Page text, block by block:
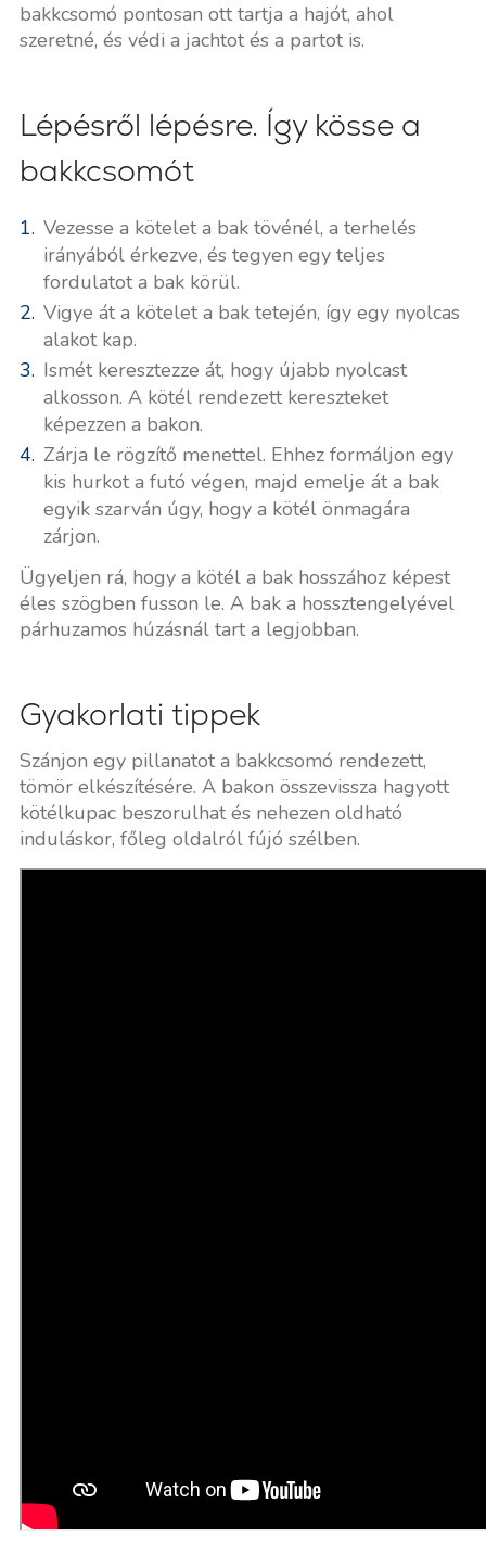
bakkcsomó pontosan ott tartja a hajót, ahol
szeretné, és védi a jachtot és a partot is.
Lépésről lépésre. Így kösse a
bakkcsomót
Vezesse a kötelet a bak tövénél, a terhelés
irányából érkezve, és tegyen egy teljes
fordulatot a bak körül.
Vigye át a kötelet a bak tetején, így egy nyolcas
alakot kap.
Ismét keresztezze át, hogy újabb nyolcast
alkosson. A kötél rendezett kereszteket
képezzen a bakon.
Zárja le rögzítő menettel. Ehhez formáljon egy
kis hurkot a futó végen, majd emelje át a bak
egyik szarván úgy, hogy a kötél önmagára
zárjon.
Ügyeljen rá, hogy a kötél a bak hosszához képest
éles szögben fusson le. A bak a hossztengelyével
párhuzamos húzásnál tart a legjobban.
Gyakorlati tippek
Szánjon egy pillanatot a bakkcsomó rendezett,
tömör elkészítésére. A bakon összevissza hagyott
kötélkupac beszorulhat és nehezen oldható
induláskor, főleg oldalról fújó szélben.